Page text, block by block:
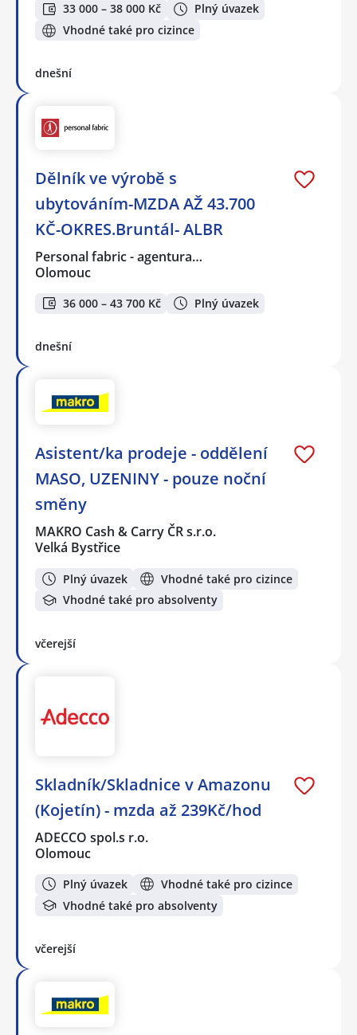
33 000 – 38 000 Kč
Plný úvazek
Vhodné také pro cizince
dnešní
Dělník ve výrobě s
ubytováním-MZDA AŽ 43.700
KČ-OKRES.Bruntál- ALBR
Personal fabric - agentura…
Olomouc
36 000 – 43 700 Kč Plný úvazek
dnešní
Asistent/ka prodeje - oddělení
MASO, UZENINY - pouze noční
směny
MAKRO Cash & Carry ČR s.r.o.
Velká Bystřice
Plný úvazek
Vhodné také pro cizince
Vhodné také pro absolventy
včerejší
Skladník/Skladnice v Amazonu
(Kojetín) - mzda až 239Kč/hod
ADECCO spol.s r.o.
Olomouc
Plný úvazek
Vhodné také pro cizince
Vhodné také pro absolventy
včerejší